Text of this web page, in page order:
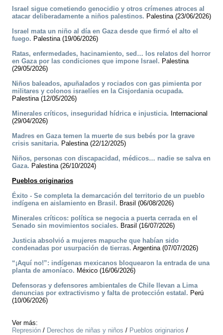
Israel sigue cometiendo genocidio y otros crímenes atroces al
atacar deliberadamente a niños palestinos. Palestina (23/06/2026)
Israel mata un niño al día en Gaza desde que firmó el alto el
fuego. Palestina (19/06/2026)
Ratas, enfermedades, hacinamiento, sed… los relatos del horror
en Gaza por las condiciones que impone Israel. Palestina
(29/05/2026)
Niños baleados, apuñalados y rociados con gas pimienta por
militares y colonos israelíes en la Cisjordania ocupada.
Palestina (12/05/2026)
Minerales críticos, inseguridad hídrica e injusticia. Internacional
(29/04/2026)
Madres en Gaza temen la muerte de sus bebés por la grave
crisis sanitaria. Palestina (22/12/2025)
Niños, personas con discapacidad, médicos… nadie se salva en
Gaza. Palestina (26/10/2024)
Pueblos originarios
Éxito - Se completa la demarcación del territorio de un pueblo
indígena en aislamiento en Brasil. Brasil (06/08/2026)
Minerales críticos: política se negocia a puerta cerrada en el
Senado sin movimientos sociales. Brasil (16/07/2026)
Justicia absolvió a mujeres mapuche que habían sido
condenadas por usurpación de tierras. Argentina (07/07/2026)
“¡Aquí no!”: indígenas mexicanos bloquearon la entrada de una
planta de amoníaco. México (16/06/2026)
Defensoras y defensores ambientales de Chile llevan a Lima
denuncias por extractivismo y falta de protección estatal. Perú
(10/06/2026)
Ver más:
Represión / Derechos de niñas y niños / Pueblos originarios /